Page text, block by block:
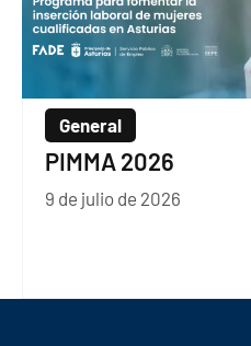
General
PIMMA 2026
9 de julio de 2026